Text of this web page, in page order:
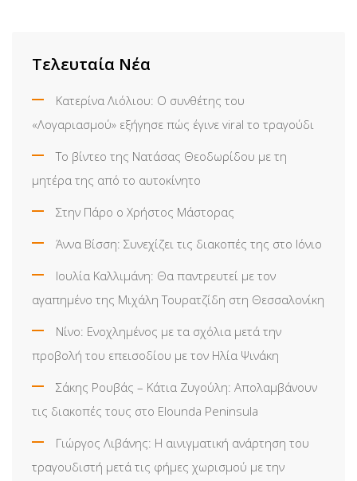
Τελευταία Νέα
Κατερίνα Λιόλιου: Ο συνθέτης του
«Λογαριασμού» εξήγησε πώς έγινε viral το τραγούδι
Το βίντεο της Νατάσας Θεοδωρίδου με τη
μητέρα της από το αυτοκίνητο
Στην Πάρο ο Χρήστος Μάστορας
Άννα Βίσση: Συνεχίζει τις διακοπές της στο Ιόνιο
Ιουλία Καλλιμάνη: Θα παντρευτεί με τον
αγαπημένο της Μιχάλη Τουρατζίδη στη Θεσσαλονίκη
Νίνο: Ενοχλημένος με τα σχόλια μετά την
προβολή του επεισοδίου με τον Ηλία Ψινάκη
Σάκης Ρουβάς – Κάτια Ζυγούλη: Απολαμβάνουν
τις διακοπές τους στο Elounda Peninsula
Γιώργος Λιβάνης: Η αινιγματική ανάρτηση του
τραγουδιστή μετά τις φήμες χωρισμού με την